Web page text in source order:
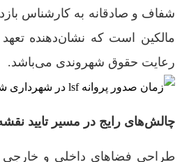
شفاف و صادقانه به کارشناس
مالکین است که نشان‌دهنده
رعایت حقوق شهروندی می‌باشد.
چالش‌های رایج در مسیر تایید
طراحی فضاهای داخلی و خارجی